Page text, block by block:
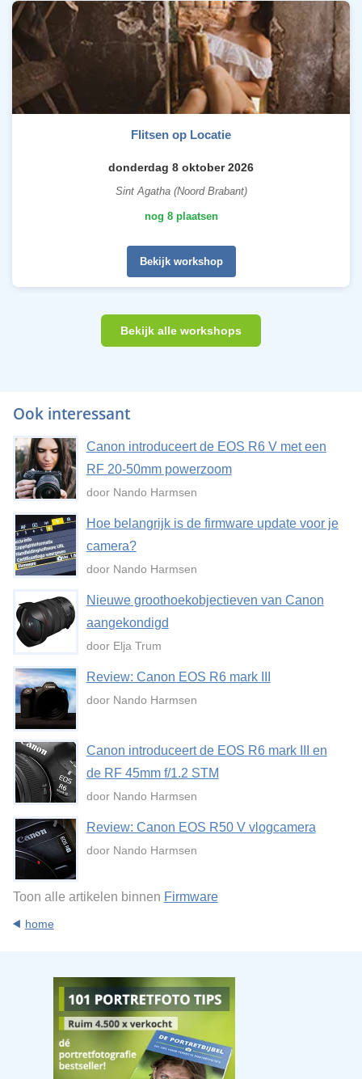
Flitsen op Locatie
donderdag 8 oktober 2026
Sint Agatha (Noord Brabant)
nog 8 plaatsen
Bekijk workshop
Bekijk alle workshops
Ook interessant
Canon introduceert de EOS R6 V met een
RF 20-50mm powerzoom
door Nando Harmsen
Hoe belangrijk is de firmware update voor je
camera?
door Nando Harmsen
Nieuwe groothoekobjectieven van Canon
aangekondigd
door Elja Trum
Review: Canon EOS R6 mark III
door Nando Harmsen
Canon introduceert de EOS R6 mark III en
de RF 45mm f/1.2 STM
door Nando Harmsen
Review: Canon EOS R50 V vlogcamera
door Nando Harmsen
Toon alle artikelen binnen Firmware
home